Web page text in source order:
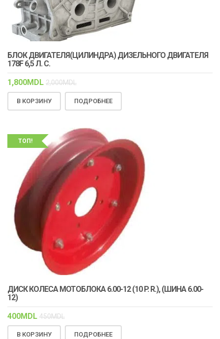
БЛОК ДВИГАТЕЛЯ(ЦИЛИНДРА) ДИЗЕЛЬНОГО ДВИГАТЕЛЯ
178F 6,5 Л. С.
1,800MDL 2,000MDL
В КОРЗИНУ ПОДРОБНЕЕ
ТОП!
ДИСК КОЛЕСА МОТОБЛОКА 6.00-12 (10 P. R.), (ШИНА 6.00-
12)
400MDL 450MDL
В КОРЗИНУ ПОДРОБНЕЕ